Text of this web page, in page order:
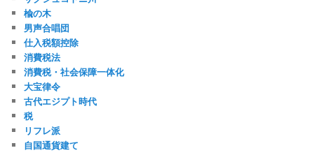
楡の木
男声合唱団
仕入税額控除
消費税法
消費税・社会保障一体化
大宝律令
古代エジプト時代
税
リフレ派
自国通貨建て